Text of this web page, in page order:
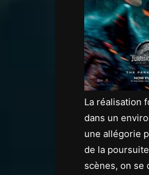
La réalisation
dans un
une allégorie
de la
scènes, on se